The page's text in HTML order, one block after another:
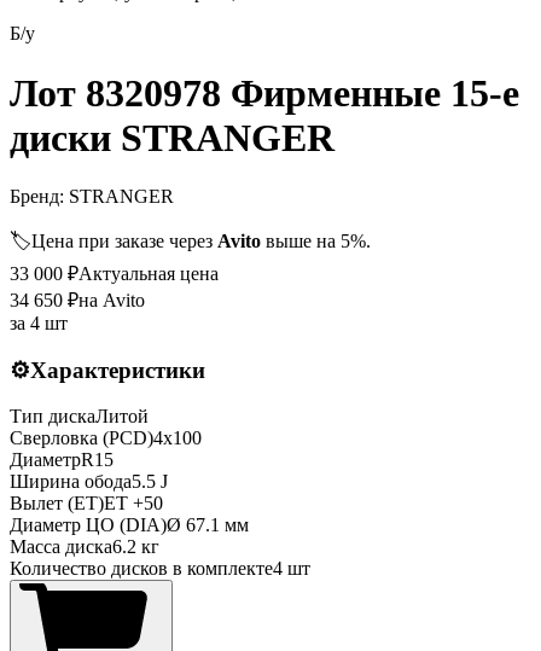
Б/у
Лот 8320978 Фирменные 15-е
диски STRANGER
Бренд: STRANGER
🏷️Цена при заказе через Avito выше на 5%.
33 000 ₽Актуальная цена
34 650 ₽на Avito
за 4 шт
⚙️Характеристики
Тип дискаЛитой
Сверловка (PCD)4x100
ДиаметрR15
Ширина обода5.5 J
Вылет (ET)ET +50
Диаметр ЦО (DIA)Ø 67.1 мм
Масса диска6.2 кг
Количество дисков в комплекте4 шт